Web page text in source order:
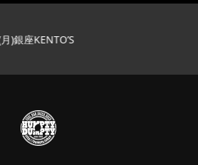
)銀座KENTO’S